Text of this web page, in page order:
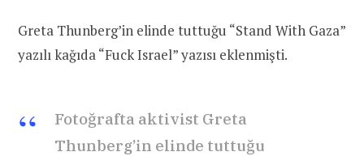
Greta Thunberg’in elinde tuttuğu “Stand With Gaza”
yazılı kağıda “Fuck Israel” yazısı eklenmişti.
Fotoğrafta aktivist Greta
Thunberg’in elinde tuttuğu